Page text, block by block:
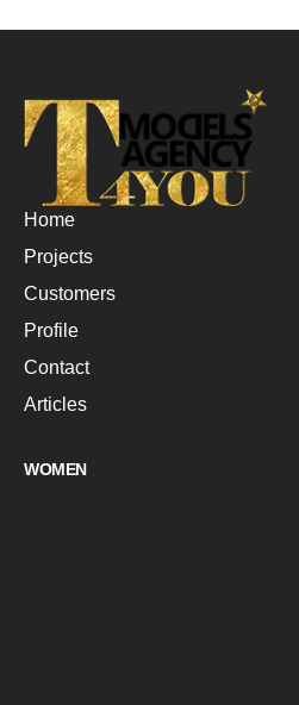
Home
Projects
Customers
Profile
Contact
Articles
WOMEN